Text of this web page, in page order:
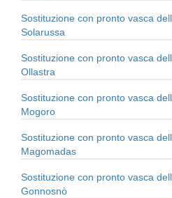
Sostituzione con pronto vasca
Solarussa
Sostituzione con pronto vasca
Ollastra
Sostituzione con pronto vasca
Mogoro
Sostituzione con pronto vasca
Magomadas
Sostituzione con pronto vasca
Gonnosnò